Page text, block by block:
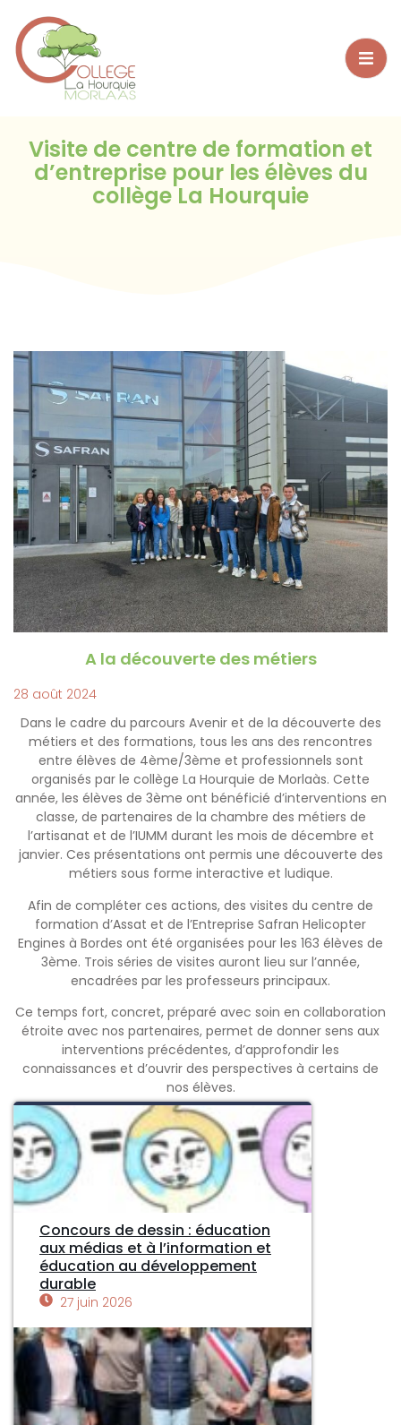
Bienvenue sur WordPress. Ceci est votre premier article.
Modifiez-le ou supprimez-le, puis commencez à écrire !
Visite de centre de formation et
d’entreprise pour les élèves du
collège La Hourquie
A la découverte des métiers
28 août 2024
Dans le cadre du parcours Avenir et de la découverte des
métiers et des formations, tous les ans des rencontres
entre élèves de 4ème/3ème et professionnels sont
organisés par le collège La Hourquie de Morlaàs. Cette
année, les élèves de 3ème ont bénéficié d’interventions en
classe, de partenaires de la chambre des métiers de
l’artisanat et de l’IUMM durant les mois de décembre et
janvier. Ces présentations ont permis une découverte des
métiers sous forme interactive et ludique.
Afin de compléter ces actions, des visites du centre de
formation d’Assat et de l’Entreprise Safran Helicopter
Engines à Bordes ont été organisées pour les 163 élèves de
3ème. Trois séries de visites auront lieu sur l’année,
encadrées par les professeurs principaux.
Ce temps fort, concret, préparé avec soin en collaboration
étroite avec nos partenaires, permet de donner sens aux
interventions précédentes, d’approfondir les
connaissances et d’ouvrir des perspectives à certains de
nos élèves.
Concours de dessin : éducation
aux médias et à l’information et
éducation au développement
durable
27 juin 2026